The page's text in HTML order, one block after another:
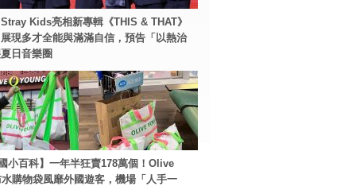
Kids亮相新專輯《THIS & THAT》
現多才全能與滿滿自信，預告「以熱治
日音樂圈
小百科】一年半狂賣178萬個！Olive
購物袋風靡外國遊客，機場「人手一